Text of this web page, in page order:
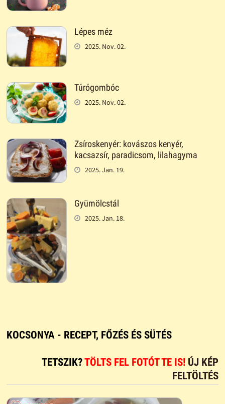
Lépes méz
2025. Nov. 02.
Túrógombóc
2025. Nov. 02.
Zsíroskenyér: kovászos kenyér,
kacsazsír, paradicsom, lilahagyma
2025. Jan. 19.
Gyümölcstál
2025. Jan. 18.
KOCSONYA - RECEPT, FŐZÉS ÉS SÜTÉS
TETSZIK?TÖLTS FEL FOTÓT TE IS! ÚJ KÉP
FELTÖLTÉS